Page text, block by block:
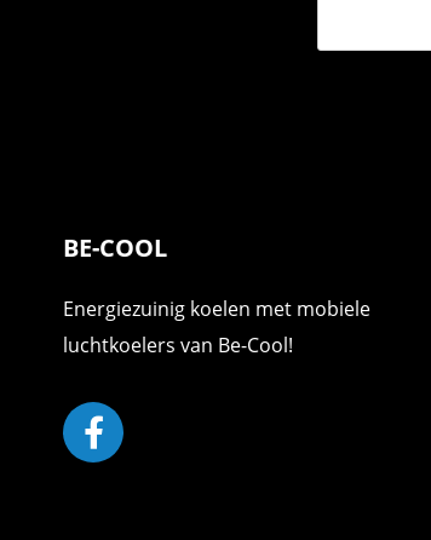
BE-COOL
Energiezuinig koelen met mobiele
luchtkoelers van Be-Cool!